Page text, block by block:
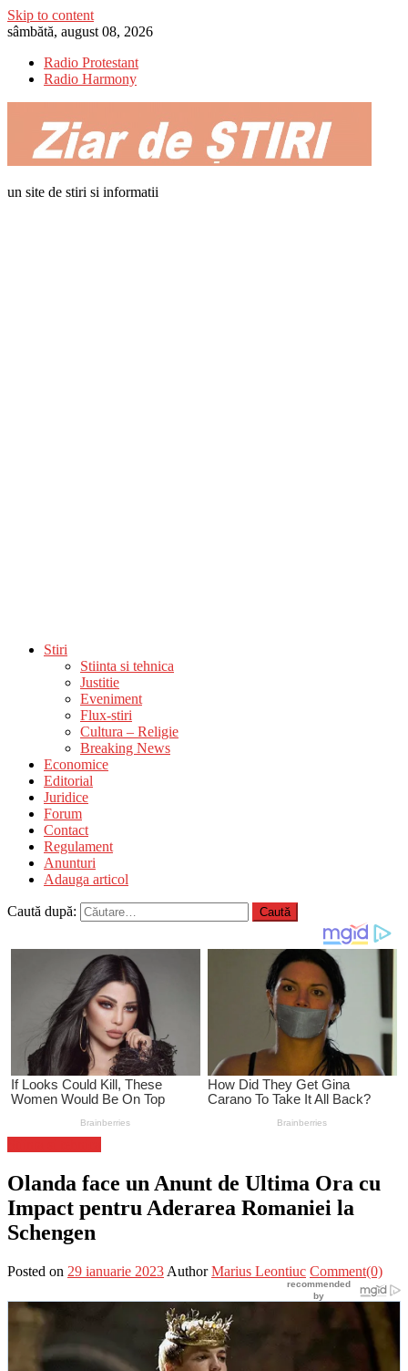
Skip to content
sâmbătă, august 08, 2026
Radio Protestant
Radio Harmony
un site de stiri si informatii
Stiri
Stiinta si tehnica
Justitie
Eveniment
Flux-stiri
Cultura – Religie
Breaking News
Economice
Editorial
Juridice
Forum
Contact
Regulament
Anunturi
Adauga articol
Caută după:
Olanda face un Anunt de Ultima Ora cu
Impact pentru Aderarea Romaniei la
Schengen
Posted on 29 ianuarie 2023 Author Marius Leontiuc Comment(0)